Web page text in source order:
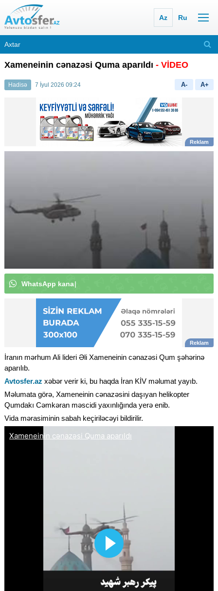
Az Ru
Xameneinin cənazəsi Quma aparıldı - VİDEO
Hadisə 7 İyul 2026 09:24 A- A+
WhatsApp kanal
İranın mərhum Ali lideri Əli Xameneinin cənazəsi Qum şəhərinə
aparılıb.
Avtosfer.az xəbər verir ki, bu haqda İran KİV məlumat yayıb.
Məlumata görə, Xameneinin cənazəsini daşıyan helikopter
Qumdakı Cəmkəran məscidi yaxınlığında yerə enib.
Vida mərasiminin sabah keçiriləcəyi bildirilir.